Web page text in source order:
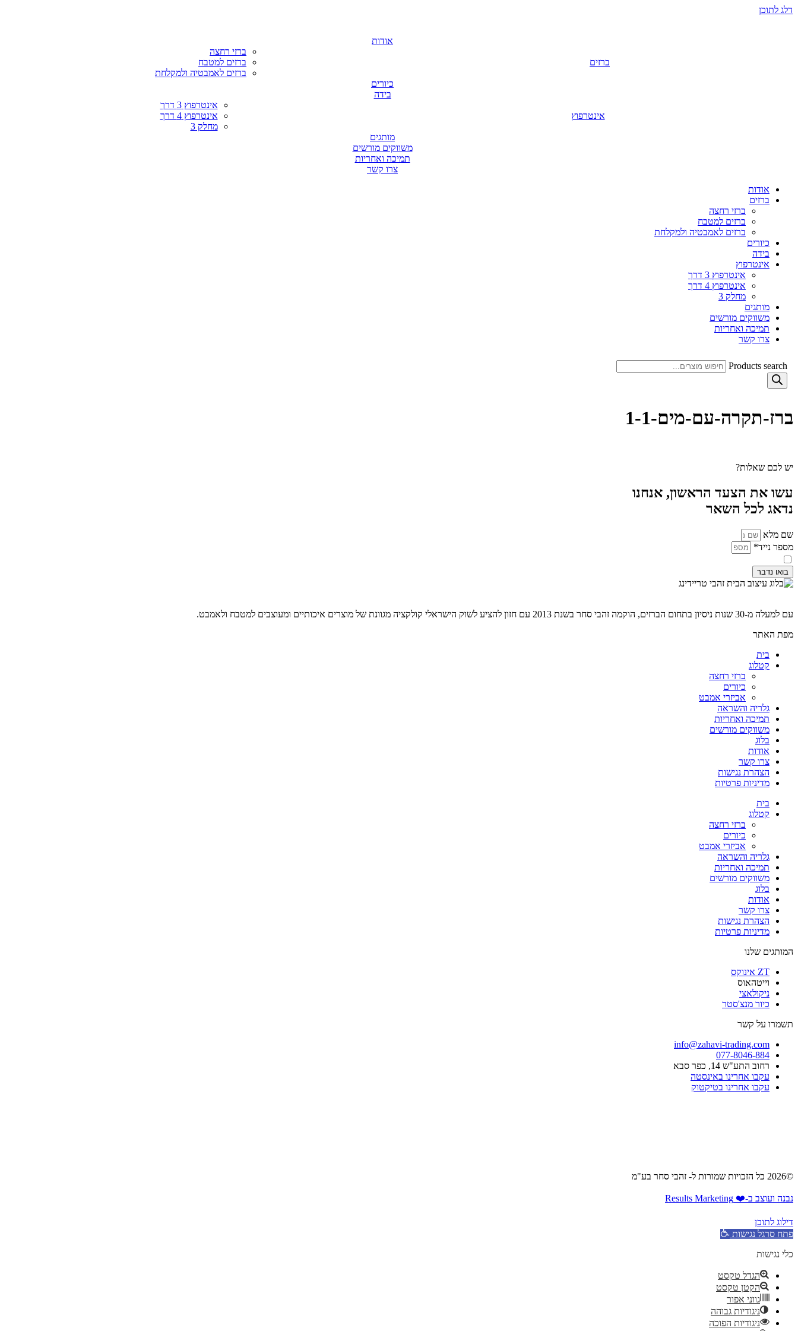
דלג לתוכן
אודות
ברזים
ברזי רחצה
ברזים למטבח
ברזים לאמבטיה ולמקלחת
כיורים
בידה
אינטרפוץ
אינטרפוץ 3 דרך
אינטרפוץ 4 דרך
מחלק 3
מותגים
משווקים מורשים
תמיכה ואחריות
צרו קשר
אודות
ברזים
ברזי רחצה
ברזים למטבח
ברזים לאמבטיה ולמקלחת
כיורים
בידה
אינטרפוץ
אינטרפוץ 3 דרך
אינטרפוץ 4 דרך
מחלק 3
מותגים
משווקים מורשים
תמיכה ואחריות
צרו קשר
Products search
ברז-תקרה-עם-מים-1-1
יש לכם שאלות?
עשו את הצעד הראשון, אנחנו
נדאג לכל השאר
שם מלא
מספר נייד*
בואו נדבר
עם למעלה מ-30 שנות ניסיון בתחום הברזים, הוקמה זהבי סחר בשנת 2013 עם חזון להציע לשוק הישראלי קולקציה מגוונת של מוצרים איכותיים ומעוצבים למטבח ולאמבט.
מפת האתר
בית
קטלוג
ברזי רחצה
כיורים
אביזרי אמבט
גלריה והשראה
תמיכה ואחריות
משווקים מורשים
בלוג
אודות
צרו קשר
הצהרת נגישות
מדיניות פרטיות
בית
קטלוג
ברזי רחצה
כיורים
אביזרי אמבט
גלריה והשראה
תמיכה ואחריות
משווקים מורשים
בלוג
אודות
צרו קשר
הצהרת נגישות
מדיניות פרטיות
המותגים שלנו
ZT אינוקס​
וייטהאוס​
ניקולאצי
כיור מנצ'סטר​
תשמרו על קשר
info@zahavi-trading.com
077-8046-884
רחוב התע"ש 14, כפר סבא
עקבו אחרינו באינסטה
עקבו אחרינו בטיקטוק
©2026 כל הזכויות שמורות ל- זהבי סחר בע"מ
נבנה ועוצב ב-❤️ Results Marketing
דילוג לתוכן
פתח סרגל נגישות
כלי נגישות
הגדל טקסט
הקטן טקסט
גווני אפור
ניגודיות גבוהה
ניגודיות הפוכה